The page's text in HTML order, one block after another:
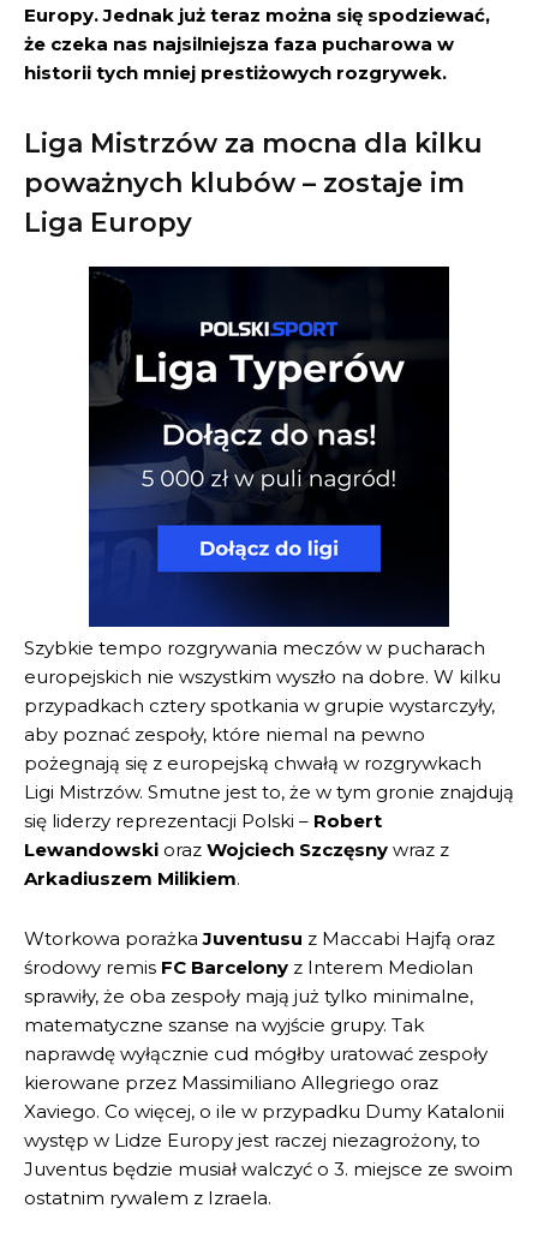
Europy. Jednak już teraz można się spodziewać,
że czeka nas najsilniejsza faza pucharowa w
historii tych mniej prestiżowych rozgrywek.
Liga Mistrzów za mocna dla kilku
poważnych klubów – zostaje im
Liga Europy
Szybkie tempo rozgrywania meczów w pucharach
europejskich nie wszystkim wyszło na dobre. W kilku
przypadkach cztery spotkania w grupie wystarczyły,
aby poznać zespoły, które niemal na pewno
pożegnają się z europejską chwałą w rozgrywkach
Ligi Mistrzów. Smutne jest to, że w tym gronie znajdują
się liderzy reprezentacji Polski – Robert
Lewandowski oraz Wojciech Szczęsny wraz z
Arkadiuszem Milikiem.
Wtorkowa porażkaJuventusu z Maccabi Hajfą oraz
środowy remis FC Barcelony z Interem Mediolan
sprawiły, że oba zespoły mają już tylko minimalne,
matematyczne szanse na wyjście grupy. Tak
naprawdę wyłącznie cud mógłby uratować zespoły
kierowane przez Massimiliano Allegriego oraz
Xaviego. Co więcej, o ile w przypadku Dumy Katalonii
występ w Lidze Europy jest raczej niezagrożony, to
Juventus będzie musiał walczyć o 3. miejsce ze swoim
ostatnim rywalem z Izraela.